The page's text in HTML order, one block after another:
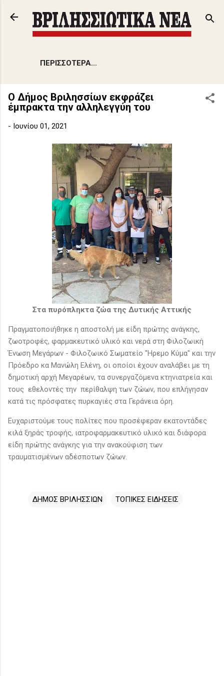
Μετάβαση στο κύριο περιεχόμενο
ΠΕΡΙΣΣΌΤΕΡΑ…
Ο Δήμος Βριλησσίων εκφράζει
έμπρακτα την αλληλεγγύη του
- Ιουνίου 01, 2021
Στα πυρόπληκτα ζώα της Δυτικής Αττικής
Πραγματοποιήθηκε η αποστολή με είδη πρώτης ανάγκης,
ζωοτροφές, φαρμακευτικό υλικό και νερά στη Φιλοζωική
Ένωση Μεγάρων - Φιλοζωικό Σωματείο "Ηρεμο Κύμα" και την
Πρόεδρο κα Μανώλη Ελένη, οι οποίοι έχουν αναλάβει με τη
δημοτική αρχή Μεγαρέων, τα συνεργαζόμενα κτηνιατρεία και
τους εθελοντές την περίθαλψη των ζώων, που επλήγησαν
κατά τις πρόσφατες πυρκαγιές στα Γεράνεια όρη.
Ευχαριστούμε τους πολίτες που προσέφεραν εκατοντάδες
κιλά ξηράς τροφής, ιατροφαρμακευτικό υλικό και διάφορα
είδη πρώτης ανάγκης για την ανακούφιση των
τραυματισμένων αδέσποτων ζώων.
ΔΗΜΟΣ ΒΡΙΛΗΣΣΙΩΝ ΤΟΠΙΚΕΣ ΕΙΔΗΣΕΙΣ